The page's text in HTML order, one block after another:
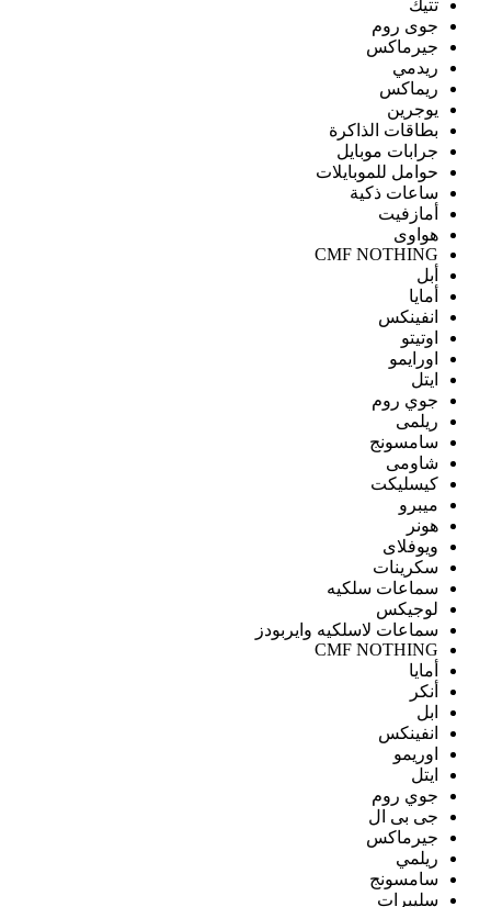
تتيك
جوى روم
جيرماكس
ريدمي
ريماكس
يوجرين
بطاقات الذاكرة
جرابات موبايل
حوامل للموبايلات
ساعات ذكية
أمازفيت
هواوى
CMF NOTHING
أبل
أمايا
انفينكس
اوتيتو
اورايمو
ايتل
جوي روم
ريلمى
سامسونج
شاومى
كيسليكت
ميبرو
هونر
ويوفلاى
سكرينات
سماعات سلكيه
لوجيكس
سماعات لاسلكيه وايربودز
CMF NOTHING
أمايا
أنكر
ابل
انفينكس
اوريمو
ايتل
جوي روم
جى بى ال
جيرماكس
ريلمي
سامسونج
سليبرات